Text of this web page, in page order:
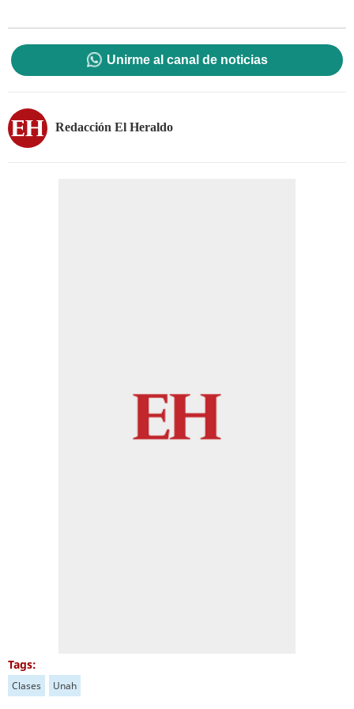
Unirme al canal de noticias
Redacción El Heraldo
Tags:
Clases Unah